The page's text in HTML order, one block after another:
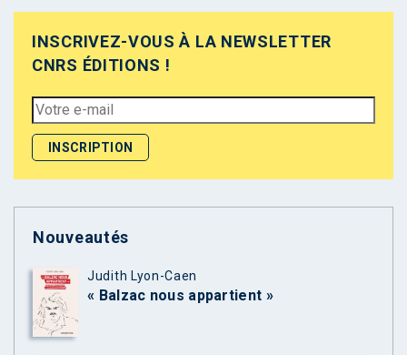
INSCRIVEZ-VOUS À LA NEWSLETTER
CNRS ÉDITIONS !
Nouveautés
Judith Lyon-Caen
« Balzac nous appartient »